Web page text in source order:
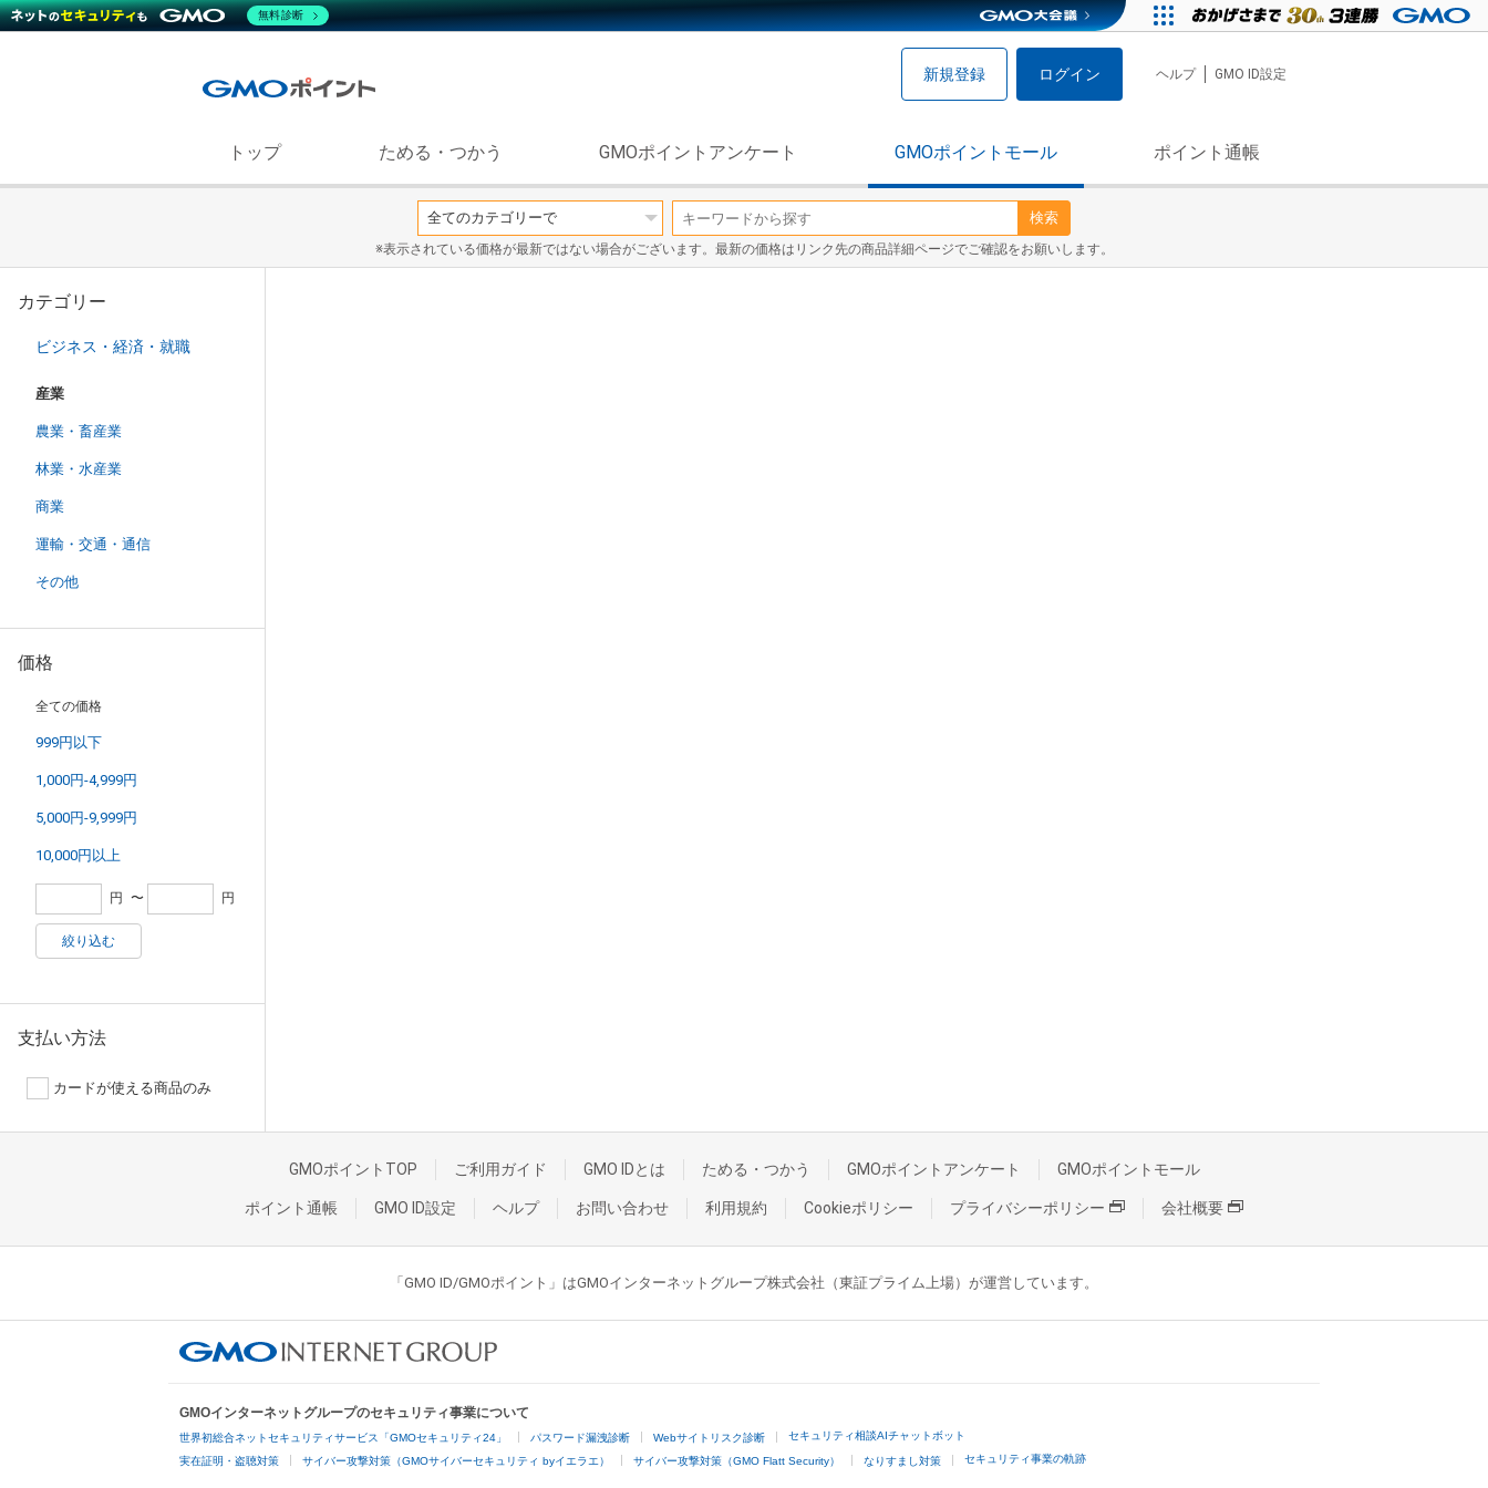
新規登録 ログイン ヘルプ GMO ID設定
トップ ためる・つかう GMOポイントアンケート GMOポイントモール ポイント通帳
検索
※表示されている価格が最新ではない場合がございます。最新の価格はリンク先の商品詳細ページでご確認をお願いします。
カテゴリー
ビジネス・経済・就職
産業
農業・畜産業
林業・水産業
商業
運輸・交通・通信
その他
価格
全ての価格
999円以下
1,000円-4,999円
5,000円-9,999円
10,000円以上
円 〜 円
絞り込む
支払い方法
カードが使える商品のみ
GMOポイントTOP ご利用ガイド GMO IDとは ためる・つかう GMOポイントアンケート GMOポイントモール
ポイント通帳 GMO ID設定 ヘルプ お問い合わせ 利用規約 Cookieポリシー プライバシーポリシー 会社概要
「GMO ID/GMOポイント」はGMOインターネットグループ株式会社（東証プライム上場）が運営しています。
GMOインターネットグループのセキュリティ事業について
世界初総合ネットセキュリティサービス「GMOセキュリティ24」 パスワード漏洩診断 Webサイトリスク診断 セキュリティ相談AIチャットボット
実在証明・盗聴対策 サイバー攻撃対策（GMOサイバーセキュリティ byイエラエ） サイバー攻撃対策（GMO Flatt Security） なりすまし対策 セキュリティ事業の軌跡
無料診断